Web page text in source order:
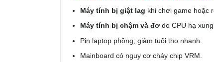
Máy tính bị giật lag khi chơi game hoặc
Máy tính bị chậm và đơ do CPU hạ
Pin laptop phồng, giảm tuổi thọ nhanh.
Mainboard có nguy cơ cháy chip VRM.